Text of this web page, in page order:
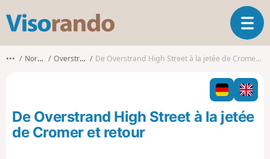
s
o
o
O
u
i
r
l
a
••• Norfolk Overstrand De Overstrand High Street à la jetée de Cromer et retour
De Overstrand High Street à la jetée
de Cromer et retour